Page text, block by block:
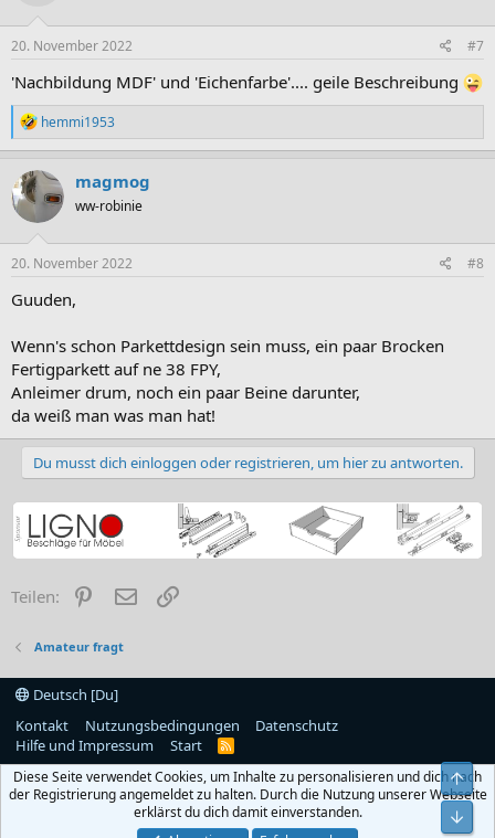
Bilder des Tischs:
furniert-002838001901
20. November 2022 #7
'Nachbildung MDF' und 'Eichenfarbe'.... geile Beschreibung
R
e
a
k
t
o
n
e
:
hemmi1953
magmog
ww-robinie
20. November 2022 #8
Guuden,
Wenn's schon Parkettdesign sein muss, ein paar Brocken
Fertigparkett auf ne 38 FPY,
Anleimer drum, noch ein paar Beine darunter,
da weiß man was man hat!
Du musst dich einloggen oder registrieren, um hier zu antworten.
Teilen: PinterestE-Mail
Amateur fragt
Deutsch [Du]
Kontakt
Nutzungsbedingungen
Datenschutz
Hilfe und Impressum
Start
R
S
Diese Seite verwendet Cookies, um Inhalte zu personalisieren und dich nach
der Registrierung angemeldet zu halten. Durch die Nutzung unserer Webseite
erklärst du dich damit einverstanden.